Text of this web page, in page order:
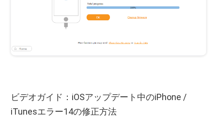
ビデオガイド：iOSアップデート中のiPhone /
iTunesエラー14の修正方法